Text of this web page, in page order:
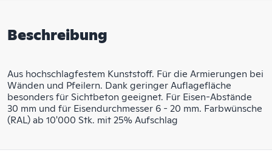
Beschreibung
Aus hochschlagfestem Kunststoff. Für die Armierungen bei
Wänden und Pfeilern. Dank geringer Auflagefläche
besonders für Sichtbeton geeignet. Für Eisen-Abstände
30 mm und für Eisendurchmesser 6 - 20 mm. Farbwünsche
(RAL) ab 10'000 Stk. mit 25% Aufschlag